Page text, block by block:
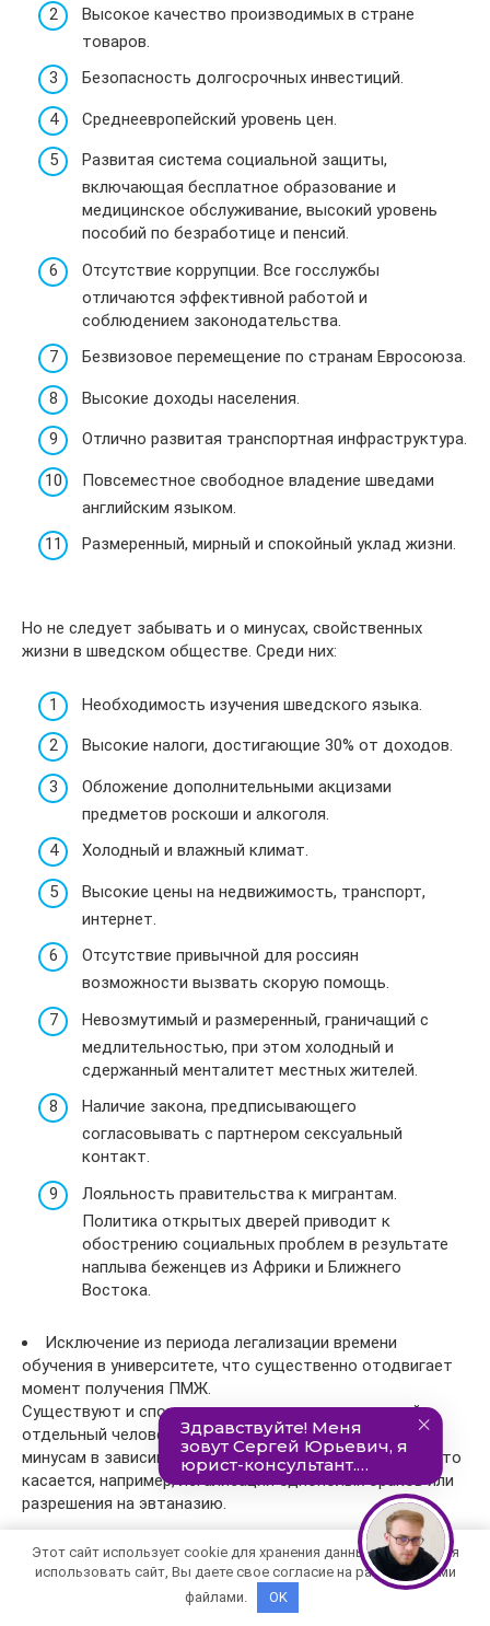
Высокое качество производимых в стране
товаров.
Безопасность долгосрочных инвестиций.
Среднеевропейский уровень цен.
Развитая система социальной защиты,
включающая бесплатное образование и
медицинское обслуживание, высокий уровень
пособий по безработице и пенсий.
Отсутствие коррупции. Все госслужбы
отличаются эффективной работой и
соблюдением законодательства.
Безвизовое перемещение по странам Евросоюза.
Высокие доходы населения.
Отлично развитая транспортная инфраструктура.
Повсеместное свободное владение шведами
английским языком.
Размеренный, мирный и спокойный уклад жизни.
Но не следует забывать и о минусах, свойственных
жизни в шведском обществе. Среди них:
Необходимость изучения шведского языка.
Высокие налоги, достигающие 30% от доходов.
Обложение дополнительными акцизами
предметов роскоши и алкоголя.
Холодный и влажный климат.
Высокие цены на недвижимость, транспорт,
интернет.
Отсутствие привычной для россиян
возможности вызвать скорую помощь.
Невозмутимый и размеренный, граничащий с
медлительностью, при этом холодный и
сдержанный менталитет местных жителей.
Наличие закона, предписывающего
согласовывать с партнером сексуальный
контакт.
Лояльность правительства к мигрантам.
Политика открытых дверей приводит к
обострению социальных проблем в результате
наплыва беженцев из Африки и Ближнего
Востока.
Исключение из периода легализации времени
обучения в университете, что существенно отодвигает
момент получения ПМЖ.
Существуют и спорные моменты, которые каждый
отдельный человек может причислить к плюсам или
минусам в зависимости от собственных убеждений. Это
касается, например, легализации однополых браков или
разрешения на эвтаназию.
Способы переезда в Швецию из России
Действующее законодательство предусматривает
Этот сайт использует cookie для хранения данных. Продолжая
использовать сайт, Вы даете свое согласие на работу с этими
файлами.
OK